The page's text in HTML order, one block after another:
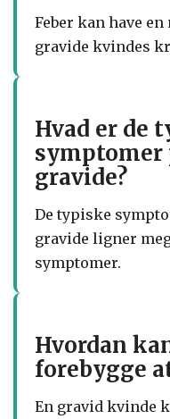
Feber kan have
gravide kvindes
Hvad er de
symptomer
gravide?
De typiske
gravide ligner
symptomer.
Hvordan
forebygge
En gravid kvinde